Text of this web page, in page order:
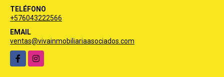
TELÉFONO
+576043222566
EMAIL
ventas@vivainmobiliariaasociados.com
FacebookInstagram